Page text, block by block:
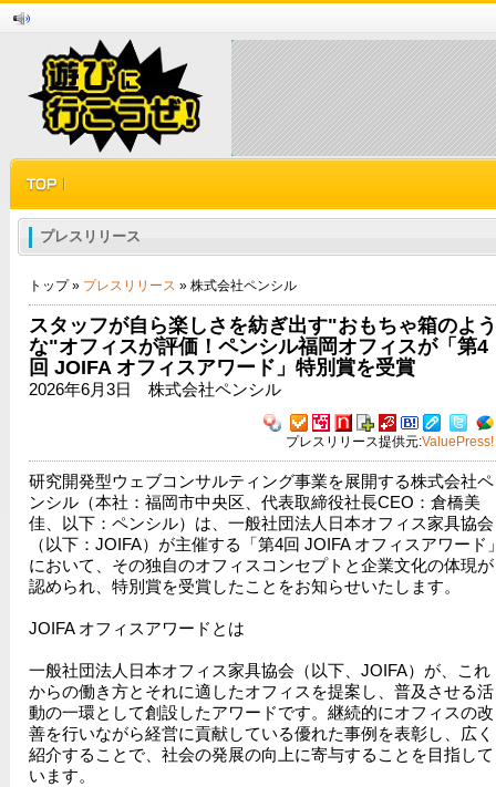
プレスリリース
トップ » プレスリリース » 株式会社ペンシル
スタッフが自ら楽しさを紡ぎ出す"おもちゃ箱のよう
な"オフィスが評価！ペンシル福岡オフィスが「第4
回 JOIFA オフィスアワード」特別賞を受賞
2026年6月3日 株式会社ペンシル
プレスリリース提供元:ValuePress!
研究開発型ウェブコンサルティング事業を展開する株式会社ペ
ンシル（本社：福岡市中央区、代表取締役社長CEO：倉橋美
佳、以下：ペンシル）は、一般社団法人日本オフィス家具協会
（以下：JOIFA）が主催する「第4回 JOIFA オフィスアワード
において、その独自のオフィスコンセプトと企業文化の体現が
認められ、特別賞を受賞したことをお知らせいたします。
JOIFA オフィスアワードとは
一般社団法人日本オフィス家具協会（以下、JOIFA）が、これ
からの働き方とそれに適したオフィスを提案し、普及させる活
動の一環として創設したアワードです。継続的にオフィスの改
善を行いながら経営に貢献している優れた事例を表彰し、広く
紹介することで、社会の発展の向上に寄与することを目指して
います。